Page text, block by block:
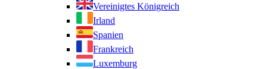
Vereinigtes Königreich
Irland
Spanien
Frankreich
Luxemburg